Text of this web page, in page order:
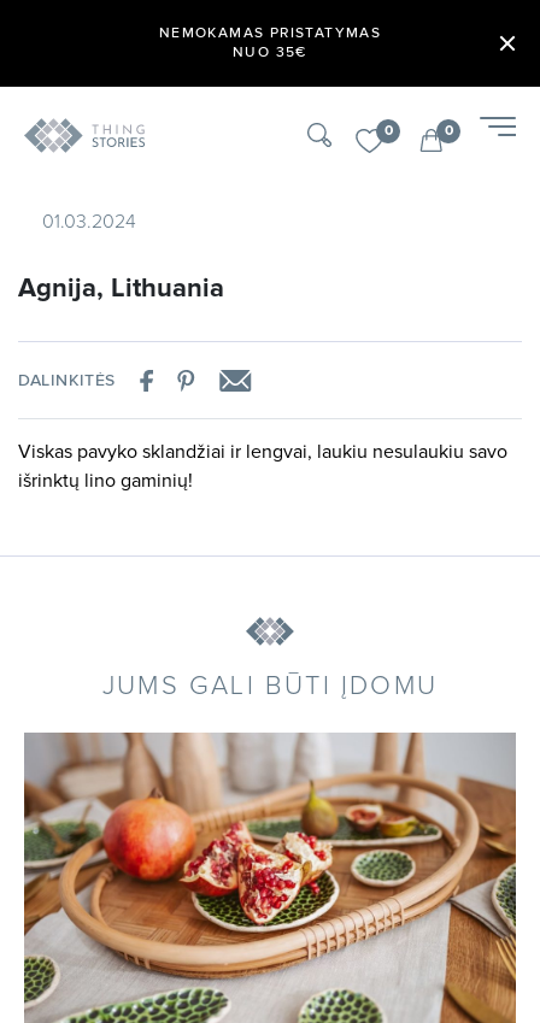
NEMOKAMAS PRISTATYMAS
NUO 35€
0 0
01.03.2024
Agnija, Lithuania
DALINKITĖS
Viskas pavyko sklandžiai ir lengvai, laukiu nesulaukiu savo
išrinktų lino gaminių!
JUMS GALI BŪTI ĮDOMU